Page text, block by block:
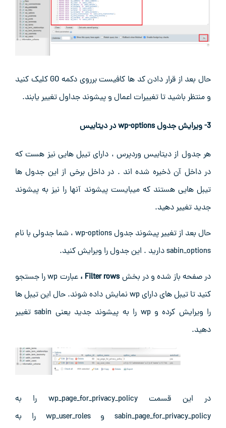
حال بعد از قرار دادن کد ها کافیست برروی دکمه GO کلیک کنید
و منتظر باشید تا تغییرات اعمال و پیشوند جداول تغییر یابند.
3- ویرایش جدول wp-options در دیتابیس
هر جدول از دیتابیس وردپرس ، دارای تیبل هایی نیز هست که
در داخل آن ذخیره شده اند . در داخل برخی از این جدول ها
تیبل هایی هستند که میبایست پیشوند آنها را نیز به پیشوند
جدید تغییر دهید.
حال بعد از تغییر پیشوند جدول wp-options ، شما جدولی با نام
sabin_options دارید . این جدول را ویرایش کنید.
در صفحه باز شده و در بخشFilter rows ،
عبارت wp را جستجو
کنید تا تیبل های دارای wp نمایش داده شوند. حال این تیبل ها
را ویرایش کرده و wp را به پیشوند جدید یعنی sabin تغییر
دهید.
در این قسمت wp_page_for_privacy_policy را به
sabin_page_for_privacy_policy و wp_user_roles را به